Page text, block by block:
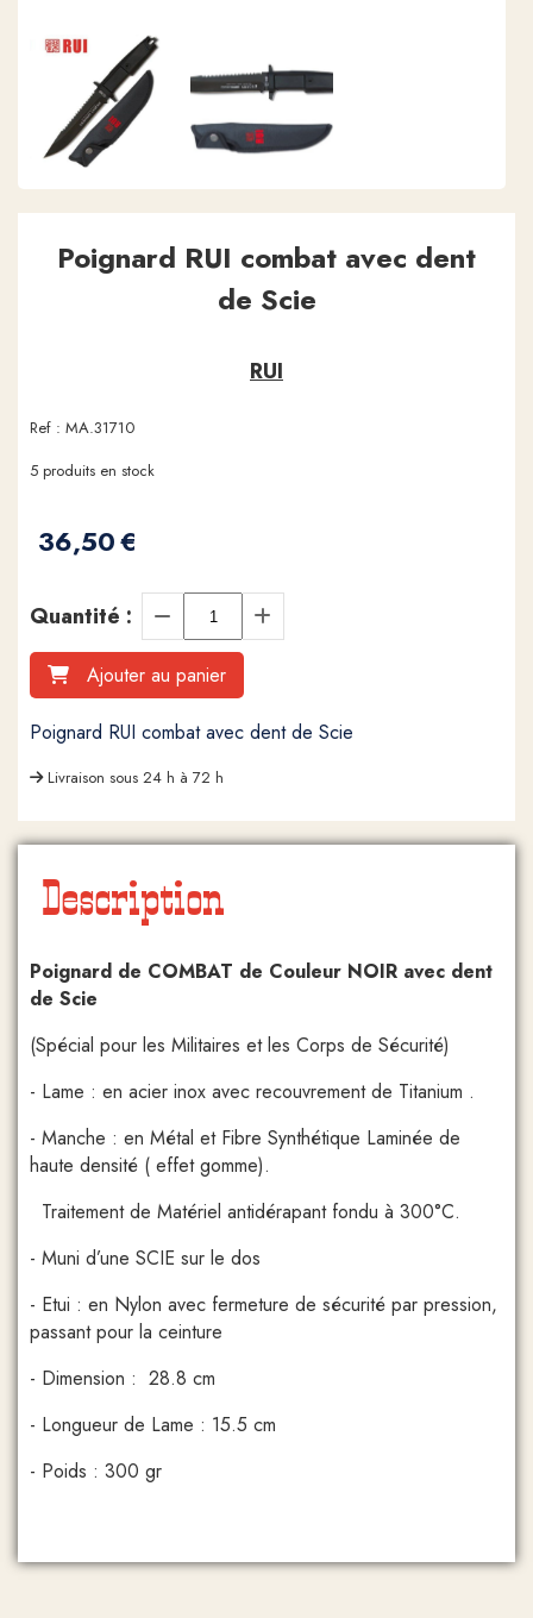
Poignard RUI combat avec dent
de Scie
RUI
Ref : MA.31710
36,50€
5 produits en stock
Quantité :
Ajouter au panier
Poignard RUI combat avec dent de Scie
Livraison sous 24 h à 72 h
Description
Poignard de COMBAT de Couleur NOIR avec dent
de Scie
(Spécial pour les Militaires et les Corps de Sécurité)
- Lame : en acier inox avec recouvrement de Titanium .
- Manche : en Métal et Fibre Synthétique Laminée de
haute densité ( effet gomme).
Traitement de Matériel antidérapant fondu à 300°C.
- Muni d’une SCIE sur le dos
- Etui : en Nylon avec fermeture de sécurité par pression,
passant pour la ceinture
- Dimension : 28.8 cm
- Longueur de Lame : 15.5 cm
- Poids : 300 gr